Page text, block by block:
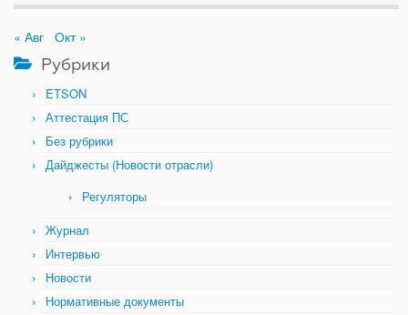
« Авг Окт »
Рубрики
ETSON
Аттестация ПС
Без рубрики
Дайджесты (Новости отрасли)
Регуляторы
Журнал
Интервью
Новости
Нормативные документы